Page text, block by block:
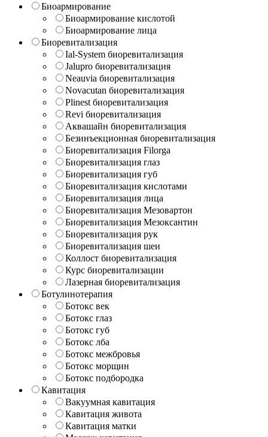
Биоармирование
Биоармирование кислотой
Биоармирование лица
Биоревитализация
Ial-System биоревитализация
Jalupro биоревитализация
Neauvia биоревитализация
Novacutan биоревитализация
Plinest биоревитализация
Revi биоревитализация
Аквашайн биоревитализация
Безинъекционная биоревитализация
Биоревитализация Filorga
Биоревитализация глаз
Биоревитализация губ
Биоревитализация кислотами
Биоревитализация лица
Биоревитализация Мезовартон
Биоревитализация Мезоксантин
Биоревитализация рук
Биоревитализация шеи
Коллост биоревитализация
Курс биоревитализации
Лазерная биоревитализация
Ботулинотерапия
Ботокс век
Ботокс глаз
Ботокс губ
Ботокс лба
Ботокс межбровья
Ботокс морщин
Ботокс подбородка
Кавитация
Вакуумная кавитация
Кавитация живота
Кавитация матки